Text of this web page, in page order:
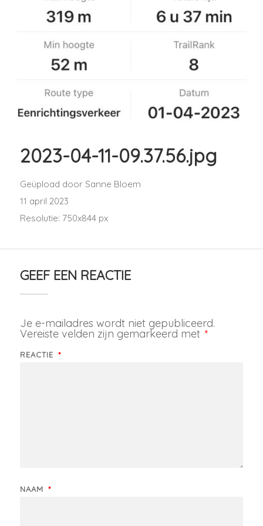
2023-04-11-09.37.56.jpg
Geüpload door Sanne Bloem
11 april 2023
Resolutie: 750x844 px
GEEF EEN REACTIE
Je e-mailadres wordt niet gepubliceerd.
Vereiste velden zijn gemarkeerd met *
REACTIE *
NAAM *